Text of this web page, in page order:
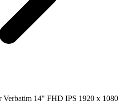
Verbatim 14" FHD IPS 1920 x 1080